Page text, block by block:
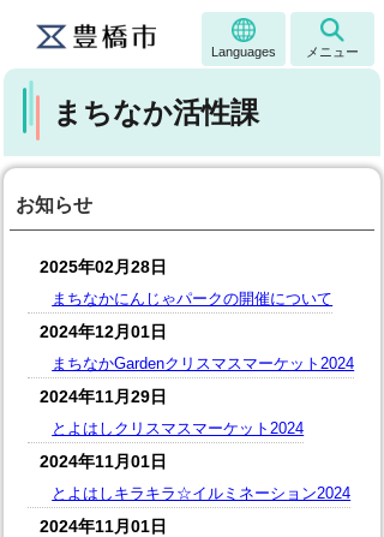
Languages メニュー
まちなか活性課
お知らせ
2025年02月28日
まちなかにんじゃパークの開催について
2024年12月01日
まちなかGardenクリスマスマーケット2024
2024年11月29日
とよはしクリスマスマーケット2024
2024年11月01日
とよはしキラキラ☆イルミネーション2024
2024年11月01日